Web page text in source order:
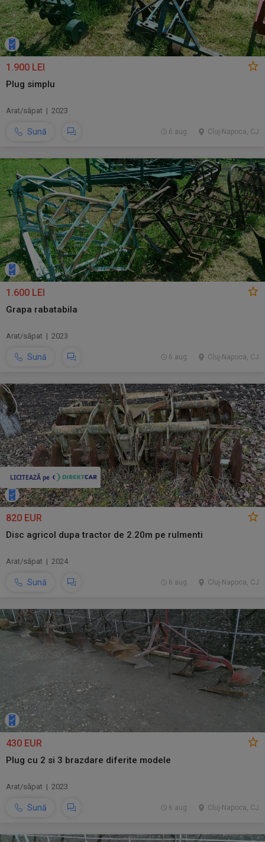
1.900 LEI
Plug simplu
Arat/săpat | 2023
Sună Cluj-Napoca, CJ
6 aug.
1.600 LEI
Grapa rabatabila
Arat/săpat | 2023
Sună Cluj-Napoca, CJ
6 aug.
820 EUR
Disc agricol dupa tractor de 2.20m pe rulmenti
Arat/săpat | 2024
Sună Cluj-Napoca, CJ
6 aug.
430 EUR
Plug cu 2 si 3 brazdare diferite modele
Arat/săpat | 2023
Sună Cluj-Napoca, CJ
6 aug.